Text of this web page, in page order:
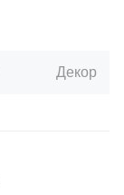
Декор